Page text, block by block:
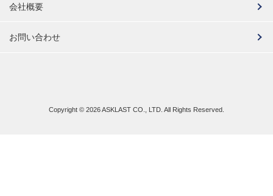
会社概要
お問い合わせ
Copyright © 2026 ASKLAST CO., LTD. All Rights Reserved.